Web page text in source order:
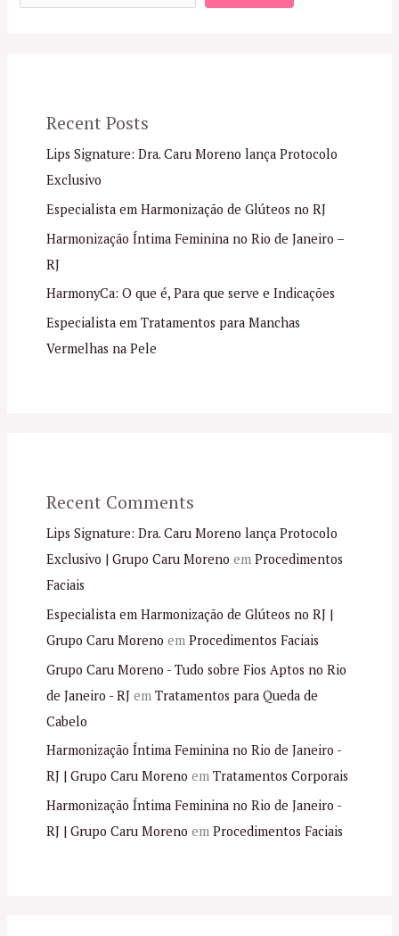
Recent Posts
Lips Signature: Dra. Caru Moreno lança Protocolo
Exclusivo
Especialista em Harmonização de Glúteos no RJ
Harmonização Íntima Feminina no Rio de Janeiro –
RJ
HarmonyCa: O que é, Para que serve e Indicações
Especialista em Tratamentos para Manchas
Vermelhas na Pele
Recent Comments
Lips Signature: Dra. Caru Moreno lança Protocolo
Exclusivo | Grupo Caru Moreno em Procedimentos
Faciais
Especialista em Harmonização de Glúteos no RJ |
Grupo Caru Moreno em Procedimentos Faciais
Grupo Caru Moreno - Tudo sobre Fios Aptos no Rio
de Janeiro - RJem Tratamentos para Queda de
Cabelo
Harmonização Íntima Feminina no Rio de Janeiro -
RJ | Grupo Caru Moreno em Tratamentos Corporais
Harmonização Íntima Feminina no Rio de Janeiro -
RJ | Grupo Caru Moreno em Procedimentos Faciais